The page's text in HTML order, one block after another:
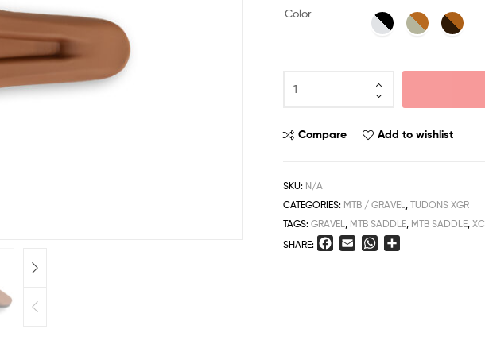
Color
Compare Add to wishlist
SKU: N/A
CATEGORIES: MTB / GRAVEL ,TUDONS XGR
TAGS:GRAVEL MTB SADDLE MTB SADDLE ,XC
SHARE:
W